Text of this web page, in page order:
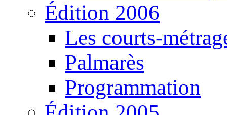
Édition 2006
Les courts-
Palmarès
Programmation